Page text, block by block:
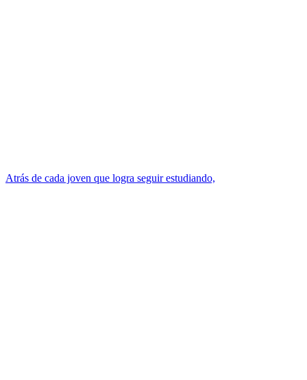
Atrás de cada joven que logra seguir estudiando,